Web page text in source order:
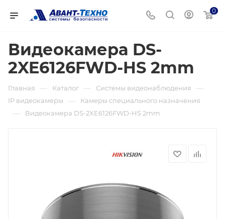
0
Видеокамера DS-
2XE6126FWD-HS 2mm
Главная — Каталог — Системы видеонаблюдения —
IP видеокамеры — Камеры специального назначения
— Видеокамера DS-2XE6126FWD-HS 2mm